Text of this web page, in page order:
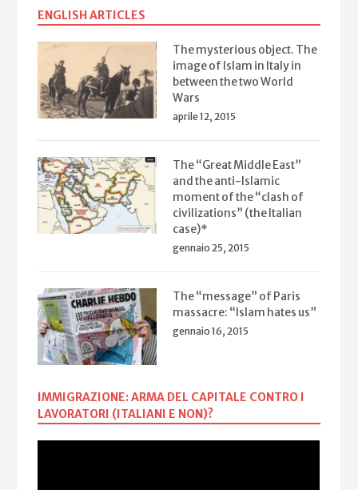
ENGLISH ARTICLES
The mysterious object. The
image of Islam in Italy in
between the two World
Wars
aprile 12, 2015
The “Great Middle East”
and the anti-Islamic
moment of the “clash of
civilizations” (the Italian
case)*
gennaio 25, 2015
The “message” of Paris
massacre: “Islam hates us”
gennaio 16, 2015
IMMIGRAZIONE: ARMA DEL CAPITALE CONTRO I
LAVORATORI (ITALIANI E NON)?